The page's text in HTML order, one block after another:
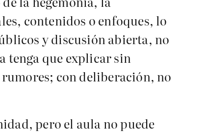
contenidos o enfoques, lo
y discusión abierta, no
tenga que explicar sin
con deliberación, no
pero el aula no puede